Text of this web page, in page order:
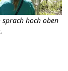
hoch oben